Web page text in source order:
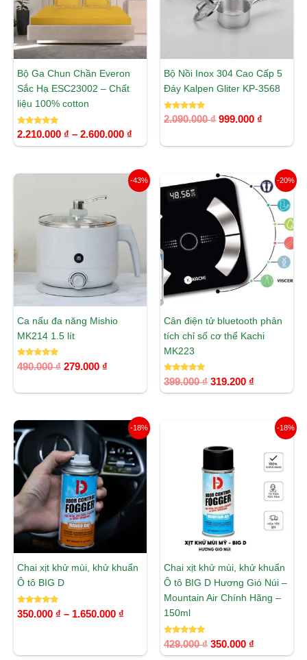
Bộ Ga Chun Chần Everon
Sắc Hạ ESC23002 – Chất
liệu 100% cotton
Được xếp
hạng
5.00
2.210.000 ₫ – 2.600.000 ₫
Bộ Nồi Inox 304 Cao Cấp 5
Đáy Kalpen Gliter KP-3568
Được xếp
hạng
2.090.000₫ 999.000 ₫
-43%
Ca nấu đa năng Mishio
MK214 1.5 lít
Được xếp
hạng
490.000₫
là:
490.000 ₫.
279.000 ₫
là:
279.000 ₫.
-20%
Cân điện tử bluetooth phân
tích chỉ số cơ thể Kachi
MK223
Được xếp
hạng
5.00
399.000₫
Giá
là:
399.000 ₫.
319.200 ₫
Giá
hiện
tại
319.200 ₫.
-18%
Chai xịt khử mùi, khử khuẩn
Ô tô BIG D
Được xếp
hạng
350.000 ₫ – 1.650.000 ₫
Khoảng
giá:
từ
350.000 ₫
đến
1.650.000 ₫
-18%
Chai xịt khử mùi, khử khuẩn
Ô tô BIG D Hương Gió Núi –
Mountain Air Chính Hãng –
150ml
Được xếp
hạng
5.00
429.000₫
là:
350.000 ₫
tại
350.000 ₫.